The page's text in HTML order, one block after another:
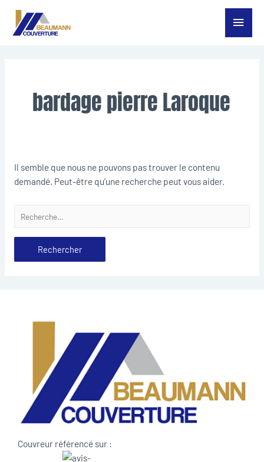
Aller
Menu
bardage pierre Laroque
Il semble que nous ne pouvons pas trouver le contenu
demandé. Peut-être qu’une recherche peut vous aider.
Couvreur référencé sur :